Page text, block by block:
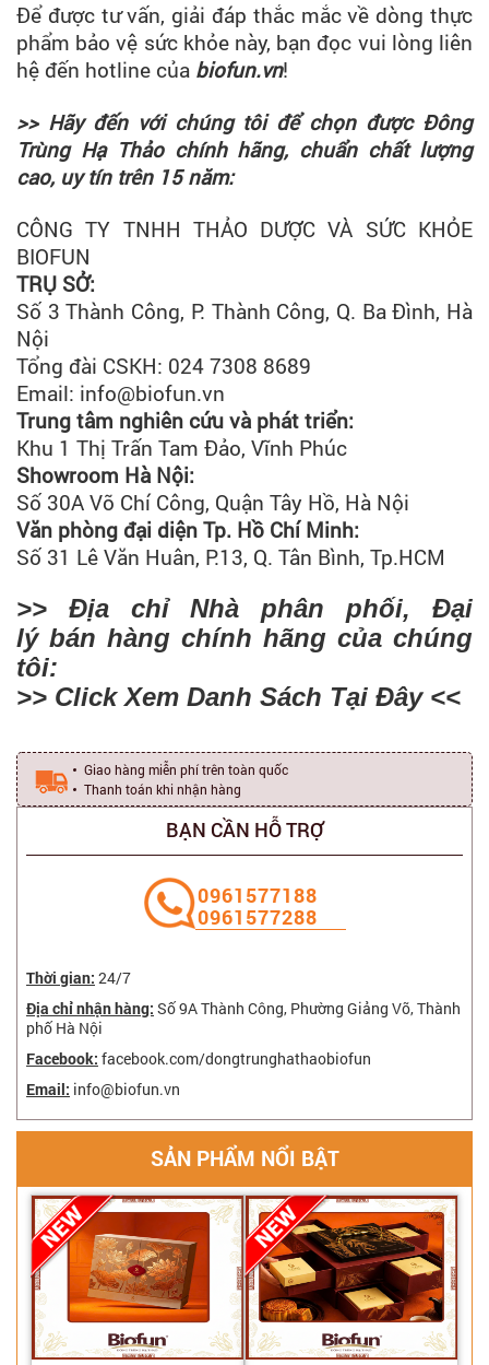
Để được tư vấn, giải đáp thắc mắc về dòng thực
phẩm bảo vệ sức khỏe này, bạn đọc vui lòng liên
hệ đến hotline của biofun.vn!
>> Hãy đến với chúng tôi để chọn được Đông
Trùng Hạ Thảo chính hãng, chuẩn chất lượng
cao, uy tín trên 15 năm:
CÔNG TY TNHH THẢO DƯỢC VÀ SỨC KHỎE
BIOFUN
TRỤ SỞ:
Số 3 Thành Công, P. Thành Công, Q. Ba Đình, Hà
Nội
Tổng đài CSKH: 024 7308 8689
Email: info@biofun.vn
Trung tâm nghiên cứu và phát triển:
Khu 1 Thị Trấn Tam Đảo, Vĩnh Phúc
Showroom Hà Nội:
Số 30A Võ Chí Công, Quận Tây Hồ, Hà Nội
Văn phòng đại diện Tp. Hồ Chí Minh:
Số 31 Lê Văn Huân, P.13, Q. Tân Bình, Tp.HCM
>> Địa chỉ Nhà phân phối, Đại
lý bán hàng chính hãng của chúng
tôi:
>> Click Xem Danh Sách Tại Đây <<
Giao hàng miễn phí trên toàn quốc
Thanh toán khi nhận hàng
BẠN CẦN HỖ TRỢ
‭0961577188
0961577288
Thời gian: 24/7
Địa chỉ nhận hàng: Số 9A Thành Công, Phường Giảng Võ, Thành
phố Hà Nội
Facebook: facebook.com/dongtrunghathaobiofun
Email: info@biofun.vn
SẢN PHẨM NỔI BẬT